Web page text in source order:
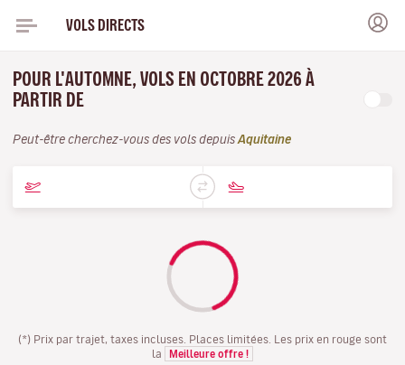
VOLS DIRECTS
POUR L'AUTOMNE, VOLS EN OCTOBRE 2026 À
PARTIR DE
Peut-être cherchez-vous des vols depuis Aquitaine
(*) Prix par trajet, taxes incluses. Places limitées. Les prix en rouge sont
la
Meilleure offre !